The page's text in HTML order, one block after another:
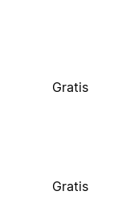
Gratis
Gratis